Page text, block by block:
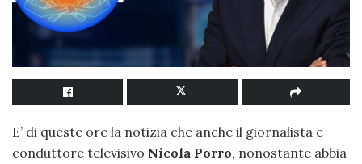
E’ di queste ore la notizia che anche il giornalista e
conduttore televisivo Nicola Porro, nonostante abbia